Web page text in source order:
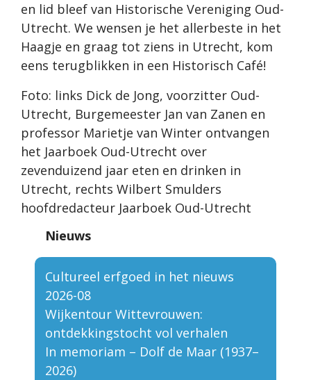
en lid bleef van Historische Vereniging Oud-
Utrecht. We wensen je het allerbeste in het
Haagje en graag tot ziens in Utrecht, kom
eens terugblikken in een Historisch Café!
Foto: links Dick de Jong, voorzitter Oud-
Utrecht, Burgemeester Jan van Zanen en
professor Marietje van Winter ontvangen
het Jaarboek Oud-Utrecht over
zevenduizend jaar eten en drinken in
Utrecht, rechts Wilbert Smulders
hoofdredacteur Jaarboek Oud-Utrecht
Nieuws
Cultureel erfgoed in het nieuws
2026-08
Wijkentour Wittevrouwen:
ontdekkingstocht vol verhalen
In memoriam – Dolf de Maar (1937–
2026)